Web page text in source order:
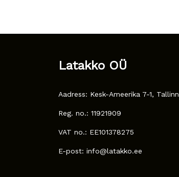
Latakko OÜ
Aadress: Kesk-Ameerika 7-1, Tallinn
Reg. no.: 11921909
VAT no.: EE101378275
E-post: info@latakko.ee